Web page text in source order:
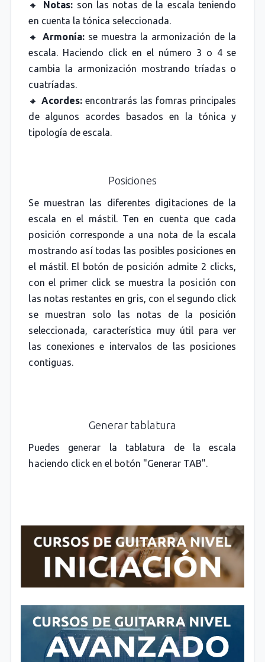
🔸 Notas: son las notas de la escala teniendo
en cuenta la tónica seleccionada.
🔸Armonía:se muestra la armonización de la
escala. Haciendo click en el número 3 o 4 se
cambia la armonización mostrando tríadas o
cuatríadas.
🔸 Acordes: encontrarás las fomras principales
de algunos acordes basados en la tónica y
tipología de escala.
Posiciones
Se muestran las diferentes digitaciones de la
escala en el mástil. Ten en cuenta que cada
posición corresponde a una nota de la escala
mostrando así todas las posibles posiciones en
el mástil. El botón de posición admite 2 clicks,
con el primer click se muestra la posición con
las notas restantes en gris, con el segundo click
se muestran solo las notas de la posición
seleccionada, característica muy útil para ver
las conexiones e intervalos de las posiciones
contiguas.
Generar tablatura
Puedes generar la tablatura de la escala
haciendo click en el botón "Generar TAB".